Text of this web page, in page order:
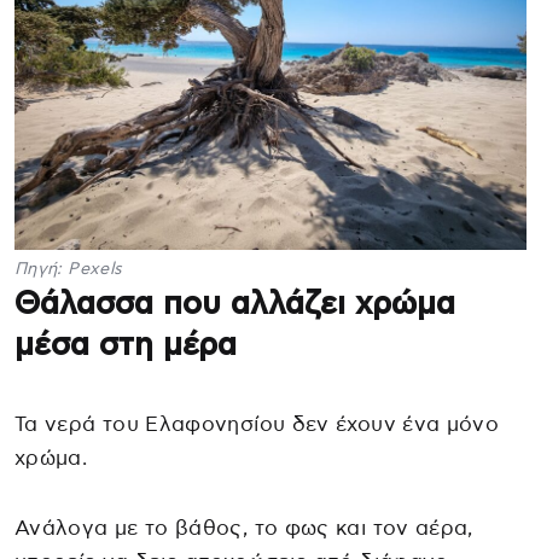
Πηγή: Pexels
Θάλασσα που αλλάζει χρώμα
μέσα στη μέρα
Τα νερά του Ελαφονησίου δεν έχουν ένα μόνο
χρώμα.
Ανάλογα με το βάθος, το φως και τον αέρα,